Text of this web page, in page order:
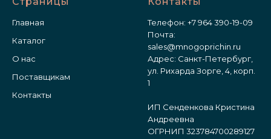
Главная
Каталог
О нас
Поставщикам
Контакты
Телефон: +7 964 390-19-09
Почта:
sales@mnogoprichin.ru
Адрес: Санкт-Петербург,
ул. Рихарда Зорге, 4, корп.
1
ИП Сенденкова Кристина
Андреевна
ОГРНИП 323784700289127